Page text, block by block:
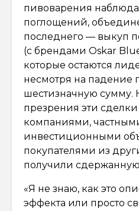
пивоварения
поглощений,
последнего — выкуп
(с брендами Oskar
которые остаются
несмотря на падение
шестизначную сумму.
презрения эти
компаниями,
инвестиционными
покупателями из
получили
«Я не знаю, как это
эффекта или просто